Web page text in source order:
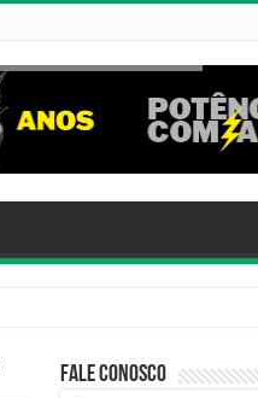
Fale Conosco